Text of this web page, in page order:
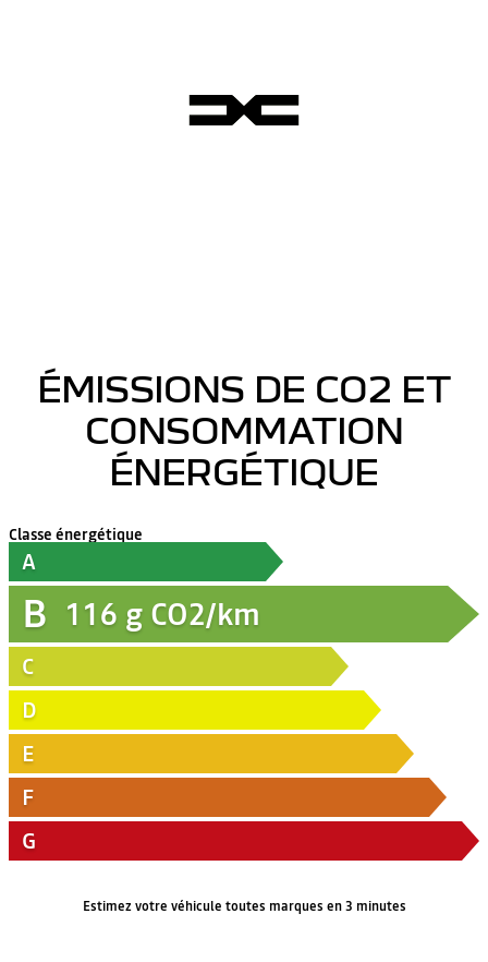
ÉMISSIONS DE CO2 ET
CONSOMMATION
ÉNERGÉTIQUE
Classe énergétique
A
B 116 g CO2/km
C
D
E
F
G
Estimez votre véhicule toutes marques en 3 minutes